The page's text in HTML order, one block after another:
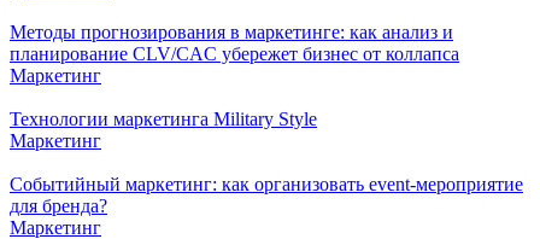
Методы прогнозирования в маркетинге: как анализ и
планирование CLV/CAC убережет бизнес от коллапса
Маркетинг
Технологии маркетинга Military Style
Маркетинг
Событийный маркетинг: как организовать event-мероприятие
для бренда?
Маркетинг